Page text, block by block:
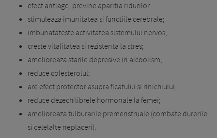
efect antiage, previne aparitia ridurilor
stimuleaza imunitatea si functiile cerebrale;
imbunatateste activitatea sistemului nervos;
creste vitalitatea si rezistenta la stres;
amelioreaza starile depresive in alcoolism;
reduce colesterolul;
are efect protector asupra ficatului si rinichiului;
reduce dezechilibrele hormonale la femei;
amelioreaza tulburarile premenstruale (combate durerile
si celelalte neplaceri).